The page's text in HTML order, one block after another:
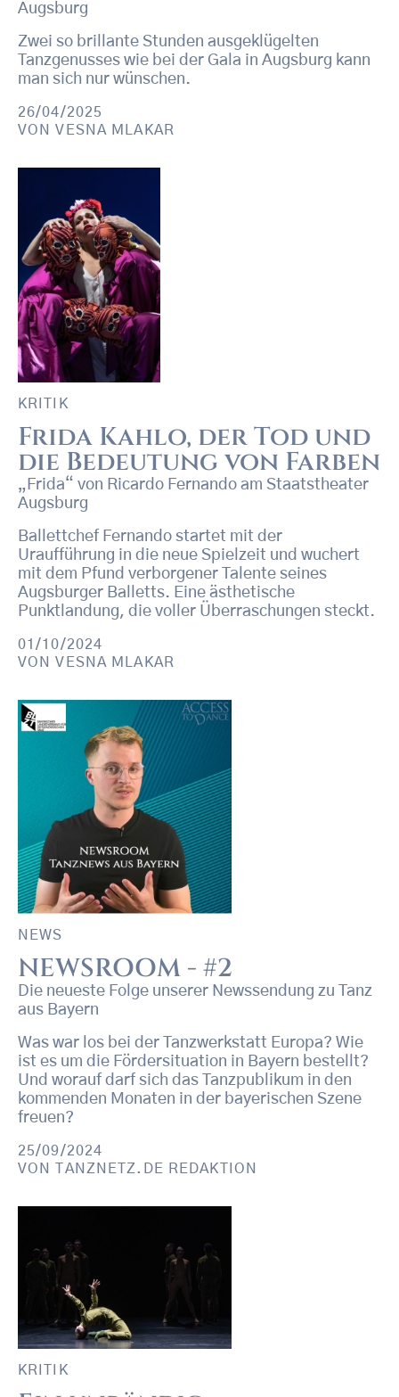
Augsburg
Zwei so brillante Stunden ausgeklügelten
Tanzgenusses wie bei der Gala in Augsburg kann
man sich nur wünschen.
26/04/2025
VONVESNA MLAKAR
KRITIK
Frida Kahlo, der Tod und
die Bedeutung von Farben
„Frida“ von Ricardo Fernando am Staatstheater
Augsburg
Ballettchef Fernando startet mit der
Uraufführung in die neue Spielzeit und wuchert
mit dem Pfund verborgener Talente seines
Augsburger Balletts. Eine ästhetische
Punktlandung, die voller Überraschungen steckt.
01/10/2024
VONVESNA MLAKAR
NEWS
NEWSROOM - #2
Die neueste Folge unserer Newssendung zu Tanz
aus Bayern
Was war los bei der Tanzwerkstatt Europa? Wie
ist es um die Fördersituation in Bayern bestellt?
Und worauf darf sich das Tanzpublikum in den
kommenden Monaten in der bayerischen Szene
freuen?
25/09/2024
VON
TANZNETZ.DE REDAKTION
KRITIK